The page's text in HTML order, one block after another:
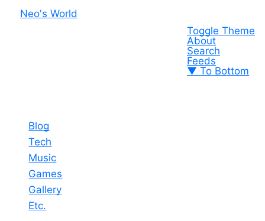
Neo's World
Toggle Theme
About
Search
Feeds
▼ To Bottom
Blog
Tech
Music
Games
Gallery
Etc.